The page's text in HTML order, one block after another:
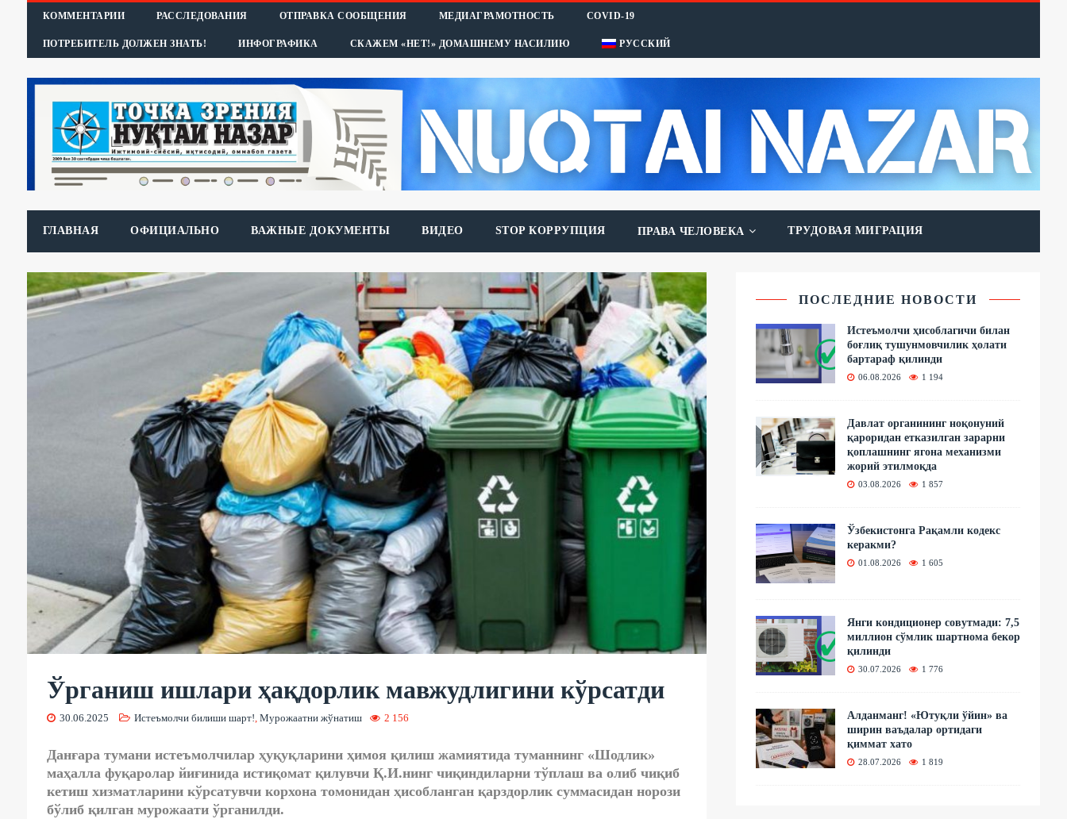
КОММЕНТАРИИ РАССЛЕДОВАНИЯ ОТПРАВКА СООБЩЕНИЯ МЕДИАГРАМОТНОСТЬ COVID-19
ПОТРЕБИТЕЛЬ ДОЛЖЕН ЗНАТЬ! ИНФОГРАФИКА СКАЖЕМ «НЕТ!» ДОМАШНЕМУ НАСИЛИЮ РУССКИЙ
ГЛАВНАЯ ОФИЦИАЛЬНО ВАЖНЫЕ ДОКУМЕНТЫ ВИДЕО STOP КОРРУПЦИЯ ПРАВА ЧЕЛОВЕКА ТРУДОВАЯ МИГРАЦИЯ
Ўрганиш ишлари ҳақдорлик мавжудлигини кўрсатди
30.06.2025 Истеъмолчи билиши шарт!, Мурожаатни жўнатиш 2 156
Данғара тумани истеъмолчилар ҳуқуқларини ҳимоя қилиш жамиятида туманнинг «Шодлик»
маҳалла фуқаролар йиғинида истиқомат қилувчи Қ.И.нинг чиқиндиларни тўплаш ва олиб чиқиб
кетиш хизматларини кўрсатувчи корхона томонидан ҳисобланган қарздорлик суммасидан норози
бўлиб қилган мурожаати ўрганилди.
ПОСЛЕДНИЕ НОВОСТИ
Истеъмолчи ҳисоблагичи билан
боғлиқ тушунмовчилик ҳолати
бартараф қилинди
06.08.2026 1 194
Давлат органининг ноқонуний
қароридан етказилган зарарни
қоплашнинг ягона механизми
жорий этилмоқда
03.08.2026 1 857
Ўзбекистонга Рақамли кодекс
керакми?
01.08.2026 1 605
Янги кондиционер совутмади: 7,5
миллион сўмлик шартнома бекор
қилинди
30.07.2026 1 776
Алданманг! «Ютуқли ўйин» ва
ширин ваъдалар ортидаги
қиммат хато
28.07.2026 1 819